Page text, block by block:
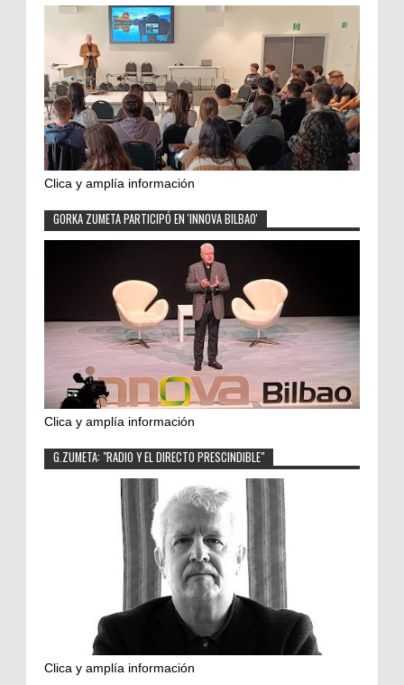
Clica y amplía información
GORKA ZUMETA PARTICIPÓ EN 'INNOVA BILBAO'
Clica y amplía información
G.ZUMETA: "RADIO Y EL DIRECTO PRESCINDIBLE"
Clica y amplía información